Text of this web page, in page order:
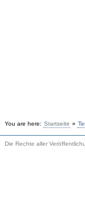
You are here: Startseite »
Die Rechte aller